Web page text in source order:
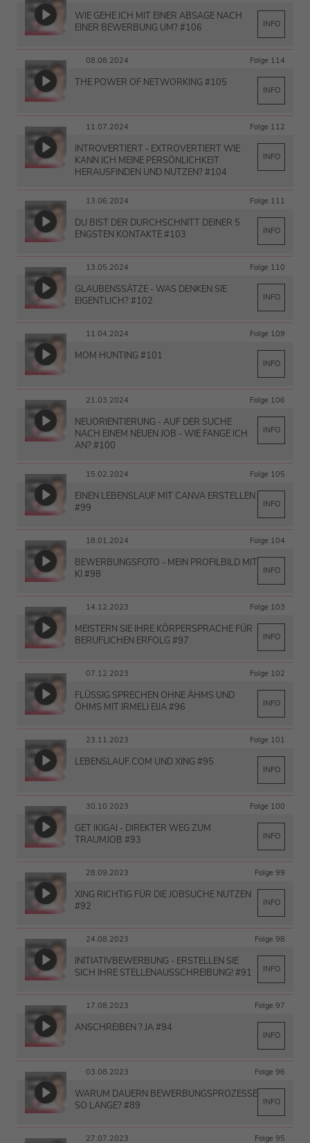
WIE GEHE ICH MIT EINER ABSAGE NACH
EINER BEWERBUNG UM? #106
INFO
08.08.2024 Folge 114
THE POWER OF NETWORKING #105
INFO
11.07.2024 Folge 112
INTROVERTIERT - EXTROVERTIERT WIE
KANN ICH MEINE PERSÖNLICHKEIT
HERAUSFINDEN UND NUTZEN? #104
INFO
13.06.2024 Folge 111
DU BIST DER DURCHSCHNITT DEINER 5
ENGSTEN KONTAKTE #103
INFO
13.05.2024 Folge 110
GLAUBENSSÄTZE - WAS DENKEN SIE
EIGENTLICH? #102
INFO
11.04.2024 Folge 109
MOM HUNTING #101
INFO
21.03.2024 Folge 106
NEUORIENTIERUNG - AUF DER SUCHE
NACH EINEM NEUEN JOB - WIE FANGE ICH
AN? #100
INFO
15.02.2024 Folge 105
EINEN LEBENSLAUF MIT CANVA ERSTELLEN
#99
INFO
18.01.2024 Folge 104
BEWERBUNGSFOTO - MEIN PROFILBILD MIT
KI #98
INFO
14.12.2023 Folge 103
MEISTERN SIE IHRE KÖRPERSPRACHE FÜR
BERUFLICHEN ERFOLG #97
INFO
07.12.2023 Folge 102
FLÜSSIG SPRECHEN OHNE ÄHMS UND
ÖHMS MIT IRMELI EIJA #96
INFO
23.11.2023 Folge 101
LEBENSLAUF.COM UND XING #95
INFO
30.10.2023 Folge 100
GET IKIGAI - DIREKTER WEG ZUM
TRAUMJOB #93
INFO
28.09.2023 Folge 99
XING RICHTIG FÜR DIE JOBSUCHE NUTZEN
#92
INFO
24.08.2023 Folge 98
INITIATIVBEWERBUNG - ERSTELLEN SIE
SICH IHRE STELLENAUSSCHREIBUNG! #91
INFO
17.08.2023 Folge 97
ANSCHREIBEN ? JA #94
INFO
03.08.2023 Folge 96
WARUM DAUERN BEWERBUNGSPROZESSE
SO LANGE? #89
INFO
27.07.2023 Folge 95